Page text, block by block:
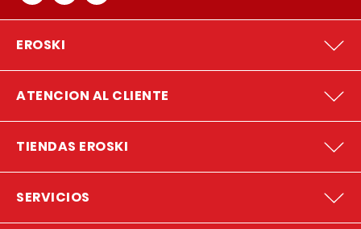
EROSKI
ATENCION AL CLIENTE
TIENDAS EROSKI
SERVICIOS